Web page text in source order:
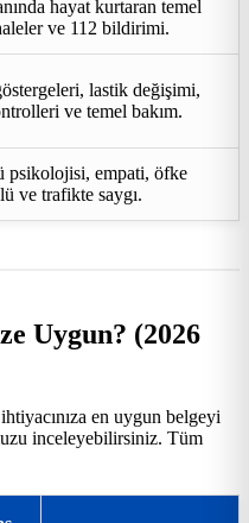
hayat kurtaran temel
ve 112 bildirimi.
lastik değişimi,
ve temel bakım.
psikolojisi, empati, öfke
ve trafikte saygı.
Uygun? (2026
ihtiyacınıza en uygun belgeyi
inceleyebilirsiniz. Tüm